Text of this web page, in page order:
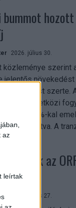
az
leírtak
2026. július 30.
közleménye szerint
jelentős
Budapest szerte.
a nemzetközi
26%-kal
viszonyítva. A
dőltek az
vitt
2026. július 27.